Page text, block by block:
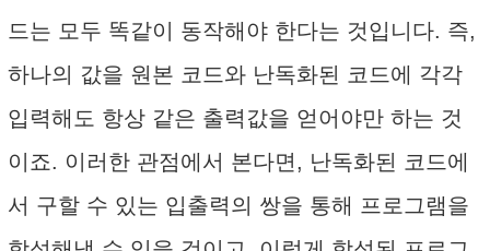
드는 모두 똑같이 동작해야 한다는 것입니다. 즉,
하나의 값을 원본 코드와 난독화된 코드에 각각
입력해도 항상 같은 출력값을 얻어야만 하는 것
이죠. 이러한 관점에서 본다면, 난독화된 코드에
서 구할 수 있는 입출력의 쌍을 통해 프로그램을